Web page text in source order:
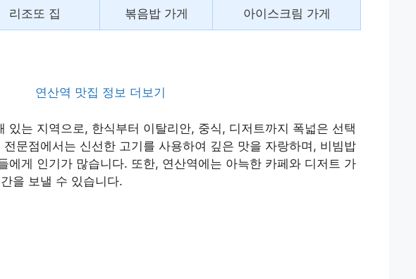
리조또 집 볶음밥 가게 아이스크림 가게
연산역 맛집 정보 더보기
있는 지역으로, 한식부터 이탈리안, 중식, 디저트까지 폭넓은 선택
문점에서는 신선한 고기를 사용하여 깊은 맛을 자랑하며, 비빔밥
에게 인기가 많습니다. 또한, 연산역에는 아늑한 카페와 디저트 가
을 보낼 수 있습니다.